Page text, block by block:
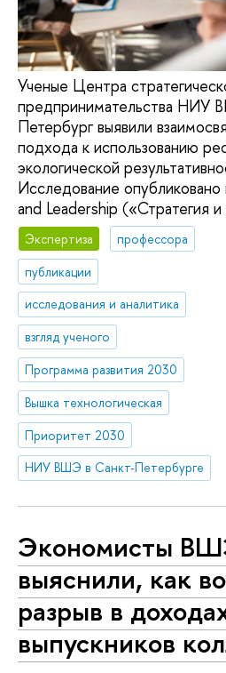
Ученые Центра
предпринимательства НИУ
Петербург выявили
подхода к использованию
экологической
Исследование
and Leadership («Стратегия
Экспертиза
профессора
публикации
исследования и аналитика
взгляд ученого
Программа развития 2030
Вышка технологическая
Приоритет 2030
НИУ ВШЭ в Санкт-Петербурге
Экономисты
выяснили, как
разрыв в
выпускников